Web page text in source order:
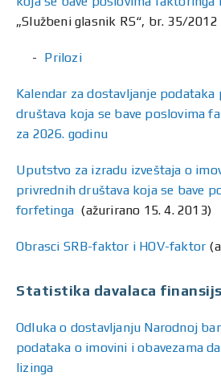
„Službeni glasnik RS“, br. 35/
Prilozi
Kalendar za dostavljanje podataka
društava koja se bave poslovima
za 2026. godinu
Uputstvo za izradu izveštaja o
privrednih društava koja se bave
forfetinga (ažurirano 15. 4. 2013)
Obrasci SRB-faktor i HOV-faktor
Statistika davalaca
Odluka o dostavljanju Narodnoj
podataka o imovini i obavezama
lizinga